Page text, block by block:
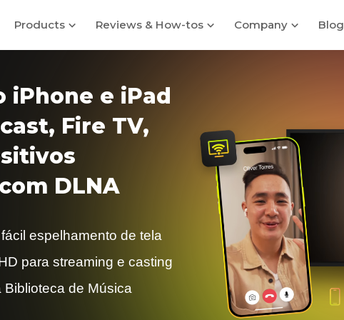
Products Reviews & How-tos Company Blog
iPhone e iPad
Fire TV,
DLNA
espelhamento de tela
para streaming e casting
de Música